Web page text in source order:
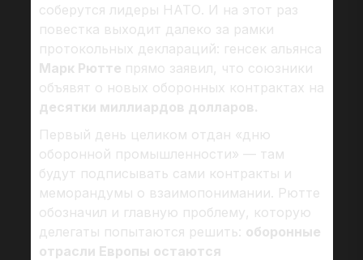
соберутся лидеры НАТО. И на этот раз
повестка выходит далеко за рамки
протокольных деклараций: генсек альянса
Марк Рютте прямо заявил, что союзники
объявят о новых оборонных контрактах на
десятки миллиардов долларов.
Первый день целиком отдан «дню
оборонной промышленности» — там
будут подписывать сами контракты и
меморандумы о взаимопонимании. Рютте
обозначил и главную проблему, которую
делегаты попытаются решить: оборонные
отрасли Европы остаются